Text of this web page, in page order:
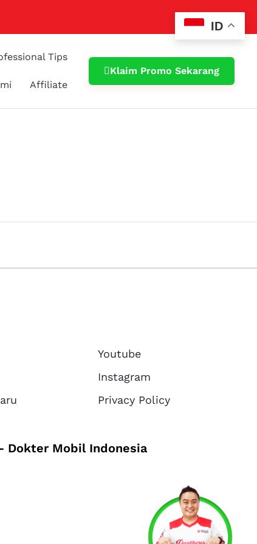
Tips
Affiliate
Klaim Promo Sekarang
Youtube
Instagram
Privacy Policy
Dokter Mobil Indonesia
ID